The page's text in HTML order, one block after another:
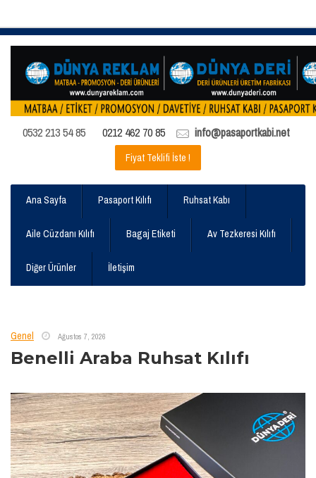
0532 213 54 85 0212 462 70 85 info@pasaportkabi.net
Fiyat Teklifi İste !
Ana Sayfa Pasaport Kılıfı Ruhsat Kabı
Aile Cüzdanı Kılıfı Bagaj Etiketi Av Tezkeresi Kılıfı
Diğer Ürünler İletişim
Genel Ağustos 7, 2026
Benelli Araba Ruhsat Kılıfı